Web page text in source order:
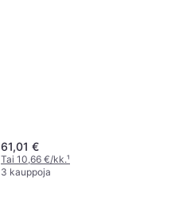
61,01 €
Tai 10,66 €/kk.¹
3 kauppoja